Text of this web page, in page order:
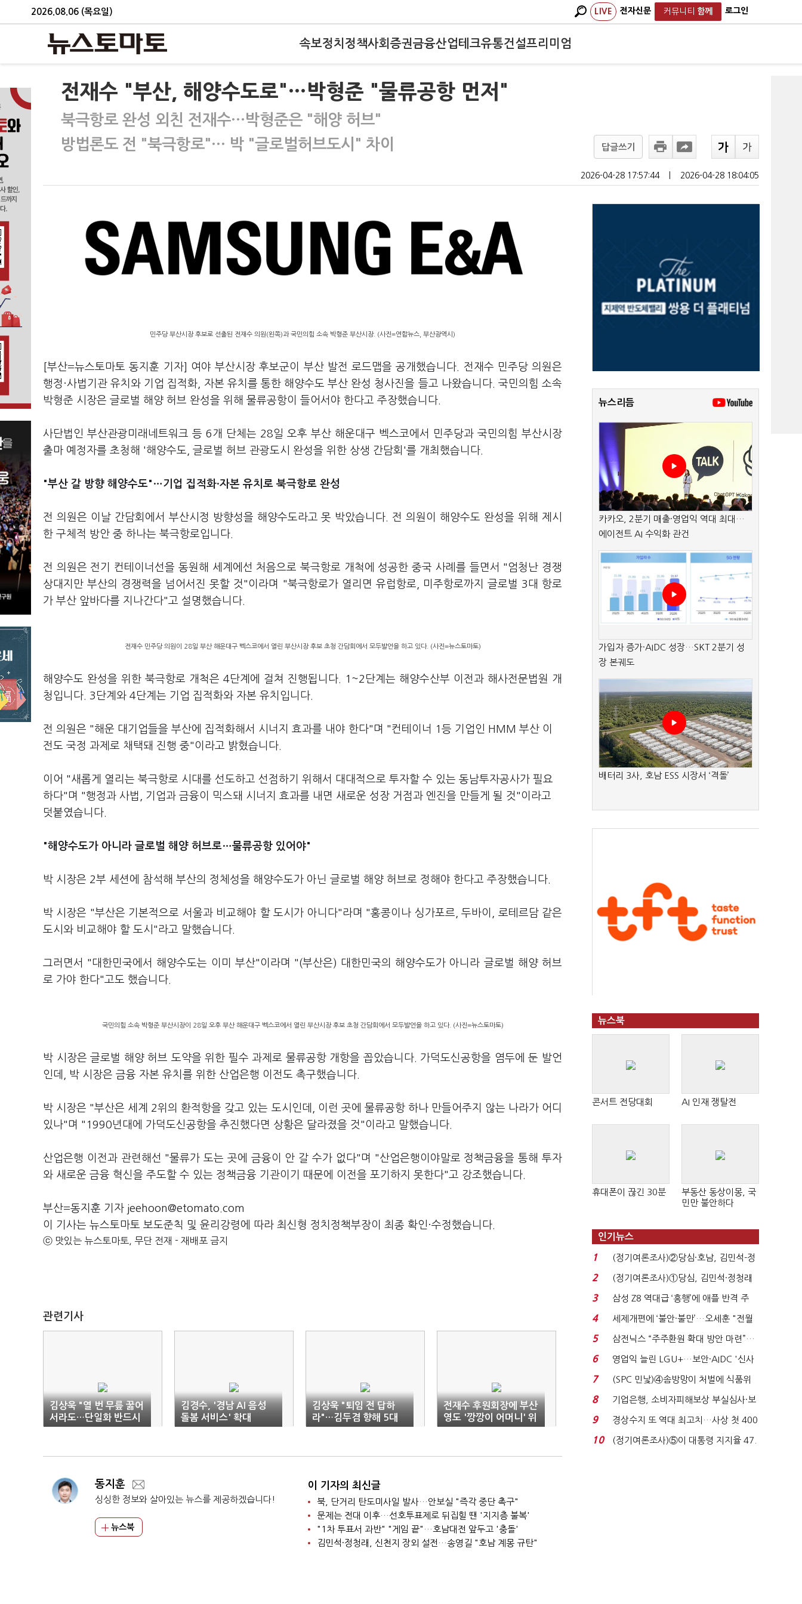
2026.08.06 (목요일) LIVE 전자신문 커뮤니티 함께 로그인
속보정치 정책사회 증권금융산업테크유통건설프리미엄
전재수 "부산, 해양수도로"…박형준 "물류공항 먼저"
북극항로 완성 외친 전재수…박형준은 "해양 허브"
방법론도 전 "북극항로"… 박 "글로벌허브도시" 차이
답글쓰기
2026-04-28 17:57:44 2026-04-28 18:04:05
민주당 부산시장 후보로 선출된 전재수 의원(왼쪽)과 국민의힘 소속 박형준 부산시장. (사진=연합뉴스, 부산광역시)
[부산=뉴스토마토 동지훈 기자] 여야 부산시장 후보군이 부산 발전 로드맵을 공개했습니다. 전재수 민주당 의원은
행정·사법기관 유치와 기업 집적화, 자본 유치를 통한 해양수도 부산 완성 청사진을 들고 나왔습니다. 국민의힘 소속
박형준 시장은 글로벌 해양 허브 완성을 위해 물류공항이 들어서야 한다고 주장했습니다.
사단법인 부산관광미래네트워크 등 6개 단체는 28일 오후 부산 해운대구 벡스코에서 민주당과 국민의힘 부산시장
출마 예정자를 초청해 '해양수도, 글로벌 허브 관광도시 완성을 위한 상생 간담회'를 개최했습니다.
"부산 갈 방향 해양수도"…기업 집적화·자본 유치로 북극항로 완성
전 의원은 이날 간담회에서 부산시정 방향성을 해양수도라고 못 박았습니다. 전 의원이 해양수도 완성을 위해 제시
한 구체적 방안 중 하나는 북극항로입니다.
전 의원은 전기 컨테이너선을 동원해 세계에선 처음으로 북극항로 개척에 성공한 중국 사례를 들면서 "엄청난 경쟁
상대지만 부산의 경쟁력을 넘어서진 못할 것"이라며 "북극항로가 열리면 유럽항로, 미주항로까지 글로벌 3대 항로
가 부산 앞바다를 지나간다"고 설명했습니다.
전재수 민주당 의원이 28일 부산 해운대구 벡스코에서 열린 부산시장 후보 초청 간담회에서 모두발언을 하고 있다. (사진=뉴스토마토)
해양수도 완성을 위한 북극항로 개척은 4단계에 걸쳐 진행됩니다. 1~2단계는 해양수산부 이전과 해사전문법원 개
청입니다. 3단계와 4단계는 기업 집적화와 자본 유치입니다.
전 의원은 "해운 대기업들을 부산에 집적화해서 시너지 효과를 내야 한다"며 "컨테이너 1등 기업인 HMM 부산 이
전도 국정 과제로 채택돼 진행 중"이라고 밝혔습니다.
이어 "새롭게 열리는 북극항로 시대를 선도하고 선점하기 위해서 대대적으로 투자할 수 있는 동남투자공사가 필요
하다"며 "행정과 사법, 기업과 금융이 믹스돼 시너지 효과를 내면 새로운 성장 거점과 엔진을 만들게 될 것"이라고
덧붙였습니다.
"해양수도가 아니라 글로벌 해양 허브로…물류공항 있어야"
박 시장은 2부 세션에 참석해 부산의 정체성을 해양수도가 아닌 글로벌 해양 허브로 정해야 한다고 주장했습니다.
박 시장은 "부산은 기본적으로 서울과 비교해야 할 도시가 아니다"라며 "홍콩이나 싱가포르, 두바이, 로테르담 같은
도시와 비교해야 할 도시"라고 말했습니다.
그러면서 "대한민국에서 해양수도는 이미 부산"이라며 "(부산은) 대한민국의 해양수도가 아니라 글로벌 해양 허브
로 가야 한다"고도 했습니다.
국민의힘 소속 박형준 부산시장이 28일 오후 부산 해운대구 벡스코에서 열린 부산시장 후보 초청 간담회에서 모두발언을 하고 있다. (사진=뉴스토마토)
박 시장은 글로벌 해양 허브 도약을 위한 필수 과제로 물류공항 개항을 꼽았습니다. 가덕도신공항을 염두에 둔 발언
인데, 박 시장은 금융 자본 유치를 위한 산업은행 이전도 촉구했습니다.
박 시장은 "부산은 세계 2위의 환적항을 갖고 있는 도시인데, 이런 곳에 물류공항 하나 만들어주지 않는 나라가 어디
있나"며 "1990년대에 가덕도신공항을 추진했다면 상황은 달라졌을 것"이라고 말했습니다.
산업은행 이전과 관련해선 "물류가 도는 곳에 금융이 안 갈 수가 없다"며 "산업은행이야말로 정책금융을 통해 투자
와 새로운 금융 혁신을 주도할 수 있는 정책금융 기관이기 때문에 이전을 포기하지 못한다"고 강조했습니다.
부산=동지훈 기자 jeehoon@etomato.com
이 기사는 뉴스토마토 보도준칙 및 윤리강령에 따라 최신형 정치정책부장이 최종 확인·수정했습니다.
ⓒ 맛있는 뉴스토마토, 무단 전재 - 재배포 금지
관련기사
김상욱 "열 번 무릎 꿇어
서라도…단일화 반드시
된다"
김경수, '경남 AI 음성
돌봄 서비스' 확대
김상욱 "퇴임 전 답하
라"…김두겸 향해 5대
현안 공개 질의
전재수 후원회장에 부산
영도 '깡깡이 어머니' 위
촉
동지훈
싱싱한 정보와 살아있는 뉴스를 제공하겠습니다!
뉴스북
이 기자의 최신글
북, 단거리 탄도미사일 발사…안보실 "즉각 중단 촉구"
문제는 전대 이후…선호투표제로 뒤집힐 땐 '지지층 불복'
"1차 투표서 과반" "게임 끝"…호남대전 앞두고 '충돌'
김민석·정청래, 신천지 장외 설전…송영길 "호남 계몽 규탄"
뉴스리듬
카카오, 2분기 매출·영업익 역대 최대…
에이전트 AI 수익화 관건
가입자 증가·AIDC 성장…SKT 2분기 성
장 본궤도
배터리 3사, 호남 ESS 시장서 ‘격돌’
뉴스북
콘서트 전당대회 AI 인재 쟁탈전
휴대폰이 끊긴 30분
부동산 동상이몽, 국
민만 불안하다
인기뉴스
1
(정기여론조사)②당심·호남, 김민석-정
청래 '초접전'...
2
(정기여론조사)①당심, 김민석·정청래
'초접전'…대통령 ...
3
삼성 Z8 역대급 ‘흥행’에 애플 반격 주
목…9월 ‘폴...
4
세제개편에 ‘불안·불만’…오세훈 "전월
세 구하기 더 ...
5
삼전닉스 “주주환원 확대 방안 마련”…
로이터에 성명...
6
영업익 늘린 LGU+…보안·AIDC '신사
업 드라이브'...
7
(SPC 민낯)④솜방망이 처벌에 식품위
생법 위반 반복...
8
기업은행, 소비자피해보상 부실심사·보
이스피싱 공시 ...
9
경상수지 또 역대 최고치…사상 첫 400
억달러에 '3% 성...
10
(정기여론조사)⑤이 대통령 지지율 47.